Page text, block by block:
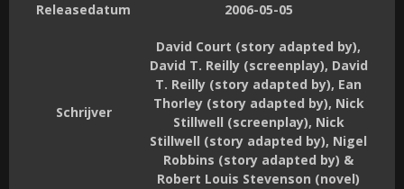
Releasedatum 2006-05-05
Schrijver
David Court (story adapted by),
David T. Reilly (screenplay), David
T. Reilly (story adapted by), Ean
Thorley (story adapted by), Nick
Stillwell (screenplay), Nick
Stillwell (story adapted by), Nigel
Robbins (story adapted by) &
Robert Louis Stevenson (novel)